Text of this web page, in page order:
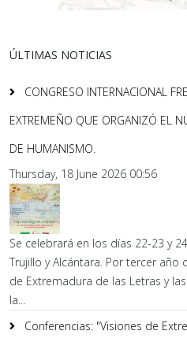
ÚLTIMAS NOTICIAS
CONGRESO INTERNACIONAL
EXTREMEÑO QUE ORGANIZÓ EL
DE HUMANISMO.
Thursday, 18 June 2026 00:56
Se celebrará en los días 22-23 y
Trujillo y Alcántara. Por tercer año
de Extremadura de las Letras y
la...
Conferencias: "Visiones de